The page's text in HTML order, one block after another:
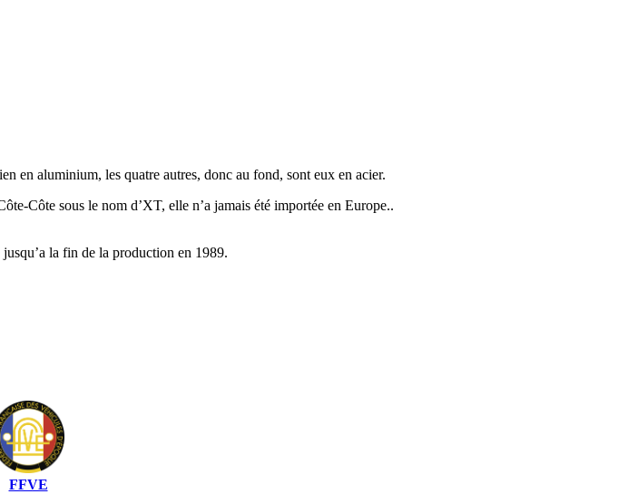
en aluminium, les quatre autres, donc au fond, sont eux en acier.
Côte sous le nom d’XT, elle n’a jamais été importée en Europe..
la fin de la production en 1989.
FFVE